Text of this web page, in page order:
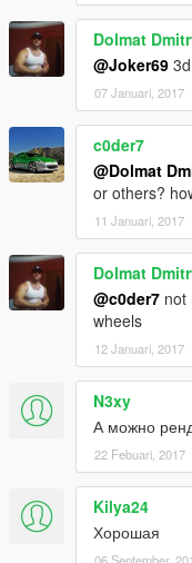
Dolmat
@Joker69
07 Januari, 2017
c0der7
@Dolmat
or others?
11 Januari, 2017
Dolmat
@c0der7 not
wheels
12 Januari, 2017
N3xy
А можно
22 Febuari, 2017
Kilya24
Хорошая
06 September,